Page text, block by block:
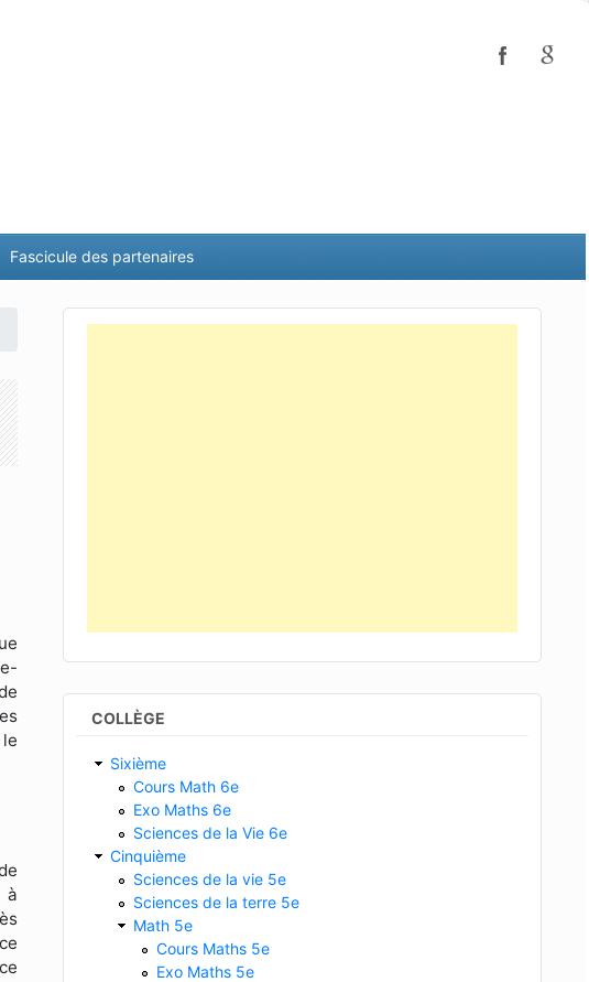
Fascicule des partenaires
à
COLLÈGE
Sixième
Cours Math 6e
Exo Maths 6e
Sciences de la Vie 6e
Cinquième
Sciences de la vie 5e
Sciences de la terre 5e
Math 5e
Cours Maths 5e
Exo Maths 5e